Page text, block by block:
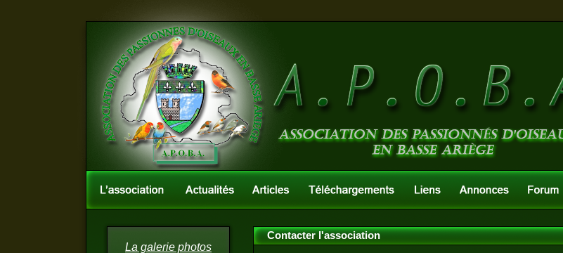
La galerie photos
Contacter l'association